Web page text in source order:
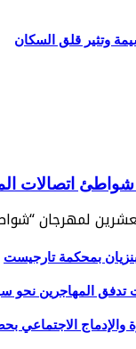
وتثير قلق السكان
اتصالات
لمهرجان
بمحكمة تارجيست
المهاجرين نحو
الاجتماعي